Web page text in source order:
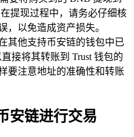
提现过程中，请务必仔细核
，以免造成资产损失。
其他支持币安链的钱包中已
接将其转账到 Trust 钱包的
要注意地址的准确性和转账
安链进行交易